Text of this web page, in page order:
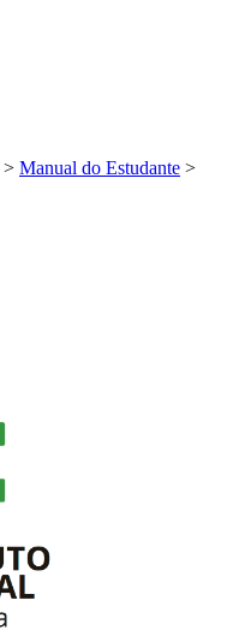
> Manual do Estudante >